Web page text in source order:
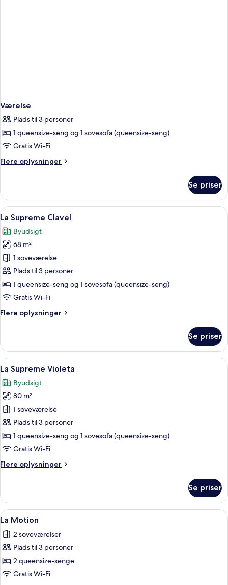
Værelse
Plads til 3 personer
1 queensize-seng og 1 sovesofa (queensize-seng)
Gratis Wi-Fi
Flere oplysninger
Flere
Se priser
Indlæs
alle
billeder
af
La
Supreme
Clavel
Et hotelværelse med et stort
6
La Supreme Clavel
Byudsigt
68 m²
1 soveværelse
Plads til 3 personer
1 queensize-seng og 1 sovesofa (queensize-seng)
Gratis Wi-Fi
Flere oplysninger
Flere
Supreme
Clavel
Se priser
Indlæs
alle
billeder
af
La
Supreme
Violeta
Et hotelværelse med en stor seng,
8
La Supreme Violeta
Byudsigt
80 m²
1 soveværelse
Plads til 3 personer
1 queensize-seng og 1 sovesofa (queensize-seng)
Gratis Wi-Fi
Flere oplysninger
Flere
Supreme
Violeta
Se priser
Indlæs
alle
billeder
af
La
Motion
Et moderne hotelværelse med en
10
La Motion
2 soveværelser
Plads til 3 personer
2 queensize-senge
Gratis Wi-Fi